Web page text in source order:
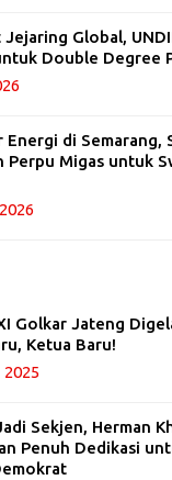
Jejaring Global,
Double Degree
Energi di Semarang,
Perpu Migas untuk
Golkar Jateng
Ketua Baru!
Sekjen, Herman
Penuh Dedikasi